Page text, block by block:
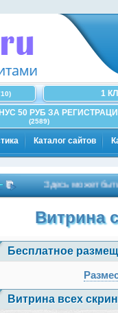
1
50 РУБ ЗА
(2589)
Каталог сайтов
Здесь может быть
Витрина
Бесплатное
Витрина всех